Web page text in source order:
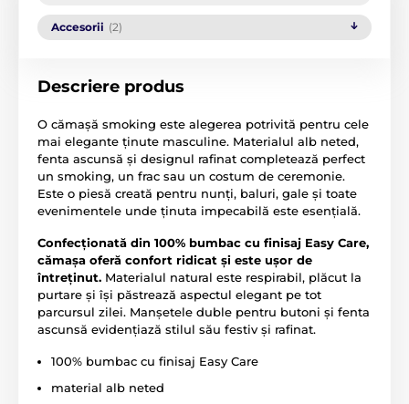
Accesorii (2)
Descriere produs
O cămașă smoking este alegerea potrivită pentru cele
mai elegante ținute masculine. Materialul alb neted,
fenta ascunsă și designul rafinat completează perfect
un smoking, un frac sau un costum de ceremonie.
Este o piesă creată pentru nunți, baluri, gale și toate
evenimentele unde ținuta impecabilă este esențială.
Confecționată din 100% bumbac cu finisaj Easy Care,
cămașa oferă confort ridicat și este ușor de
întreținut. Materialul natural este respirabil, plăcut la
purtare și își păstrează aspectul elegant pe tot
parcursul zilei. Manșetele duble pentru butoni și fenta
ascunsă evidențiază stilul său festiv și rafinat.
100% bumbac cu finisaj Easy Care
material alb neted